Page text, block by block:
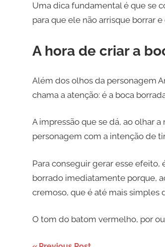
Uma dica fundamental é que se
para que ele não arrisque borrar
A hora de criar a
Além dos olhos da personagem
chama a atenção: é a boca
A impressão que se dá, ao olhar
personagem com a intenção de
Para conseguir gerar esse efeito,
borrado imediatamente porque,
cremoso, que é até mais simples
O tom do batom vermelho, por